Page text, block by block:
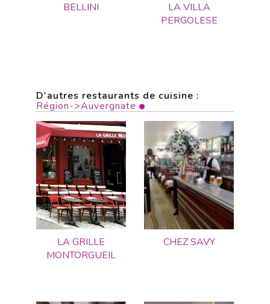
BELLINI
LA VILLA
PERGOLESE
D'autres restaurants de cuisine :
Région->Auvergnate
LA GRILLE
MONTORGUEIL
CHEZ SAVY